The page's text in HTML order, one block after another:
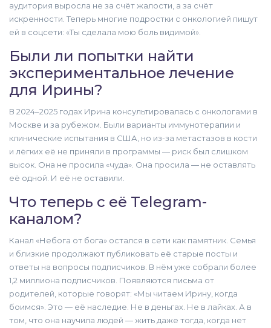
аудитория выросла не за счёт жалости, а за счёт
искренности. Теперь многие подростки с онкологией пишут
ей в соцсети: «Ты сделала мою боль видимой».
Были ли попытки найти
экспериментальное лечение
для Ирины?
В 2024–2025 годах Ирина консультировалась с онкологами в
Москве и за рубежом. Были варианты иммунотерапии и
клинические испытания в США, но из-за метастазов в кости
и лёгких её не приняли в программы — риск был слишком
высок. Она не просила «чуда». Она просила — не оставлять
её одной. И её не оставили.
Что теперь с её Telegram-
каналом?
Канал «Небога от бога» остался в сети как памятник. Семья
и близкие продолжают публиковать её старые посты и
ответы на вопросы подписчиков. В нём уже собрали более
1,2 миллиона подписчиков. Появляются письма от
родителей, которые говорят: «Мы читаем Ирину, когда
боимся». Это — её наследие. Не в деньгах. Не в лайках. А в
том, что она научила людей — жить даже тогда, когда нет